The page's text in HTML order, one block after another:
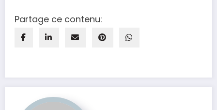
Partage ce contenu: